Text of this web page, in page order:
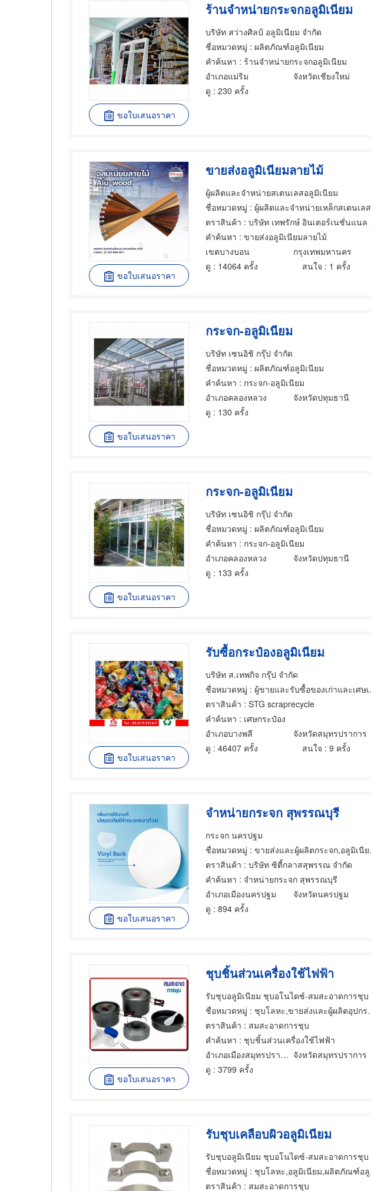
ขอใบเสนอราคา
ร้านจำหน่ายกระจกอลูมิเนียม
บริษัท สว่างศิลป์ อลูมิเนียม จำกัด
ชื่อหมวดหมู่ : ผลิตภัณฑ์อลูมิเนียม
คำค้นหา : ร้านจำหน่ายกระจกอลูมิเนียม
อำเภอแม่ริม
จังหวัดเชียงใหม่
ดู : 230 ครั้ง
ขอใบเสนอราคา
ขายส่งอลูมิเนียมลายไม้
ผู้ผลิตและจำหน่ายสเตนเลสอลูมิเนียม
ชื่อหมวดหมู่ : ผู้ผลิตและจำหน่ายเหล็กสเตนเลส,ผลิตภัณฑ์อลูมิเนียม,แผ่นอลูมิเนียม
ตราสินค้า : บริษัท เทพรักษ์ อินเตอร์เนชั่นแนล (ประเทศไทย) จำกัด
คำค้นหา : ขายส่งอลูมิเนียมลายไม้
เขตบางบอน
กรุงเทพมหานคร
ดู : 14064 ครั้ง สนใจ : 1 ครั้ง
ขอใบเสนอราคา
กระจก-อลูมิเนียม
บริษัท เซนอิชิ กรุ๊ป จำกัด
ชื่อหมวดหมู่ : ผลิตภัณฑ์อลูมิเนียม
คำค้นหา : กระจก-อลูมิเนียม
อำเภอคลองหลวง
จังหวัดปทุมธานี
ดู : 130 ครั้ง
ขอใบเสนอราคา
กระจก-อลูมิเนียม
บริษัท เซนอิชิ กรุ๊ป จำกัด
ชื่อหมวดหมู่ : ผลิตภัณฑ์อลูมิเนียม
คำค้นหา : กระจก-อลูมิเนียม
อำเภอคลองหลวง
จังหวัดปทุมธานี
ดู : 133 ครั้ง
ขอใบเสนอราคา
รับซื้อกระป๋องอลูมิเนียม
บริษัท ส.เทพกิจ กรุ๊ป จำกัด
ชื่อหมวดหมู่ : ผู้ขายและรับซื้อของเก่าและเศษเหล็ก,ผลิตภัณฑ์อลูมิเนียม,โรงงานผลิตภัณฑ์อลูมิเนียม
ตราสินค้า : STG scraprecycle
คำค้นหา : เศษกระป๋อง
อำเภอบางพลี
จังหวัดสมุทรปราการ
ดู : 46407 ครั้ง สนใจ : 9 ครั้ง
ขอใบเสนอราคา
จำหน่ายกระจก สุพรรณบุรี
กระจก นครปฐม
ชื่อหมวดหมู่ : ขายส่งและผู้ผลิตกระจก,อลูมิเนียม,ผลิตภัณฑ์อลูมิเนียม
ตราสินค้า : บริษัท ซิตี้กลาสสุพรรณ จำกัด
คำค้นหา : จำหน่ายกระจก สุพรรณบุรี
อำเภอเมืองนครปฐม
จังหวัดนครปฐม
ดู : 894 ครั้ง
ขอใบเสนอราคา
ชุบชิ้นส่วนเครื่องใช้ไฟฟ้า
รับชุบอลูมิเนียม ชุบอโนไดซ์-สมสะอาดการชุบ
ชื่อหมวดหมู่ : ชุบโลหะ,ขายส่งและผู้ผลิตอุปกรณ์เครื่องใช้ไฟฟ้า,ผลิตภัณฑ์อลูมิเนียม
ตราสินค้า : สมสะอาดการชุบ
คำค้นหา : ชุบชิ้นส่วนเครื่องใช้ไฟฟ้า
อำเภอเมืองสมุทรปราการ จังหวัดสมุทรปราการ
ดู : 3799 ครั้ง
รับชุบเคลือบผิวอลูมิเนียม
รับชุบอลูมิเนียม ชุบอโนไดซ์-สมสะอาดการชุบ
ชื่อหมวดหมู่ : ชุบโลหะ,อลูมิเนียม,ผลิตภัณฑ์อลูมิเนียม
ตราสินค้า : สมสะอาดการชุบ